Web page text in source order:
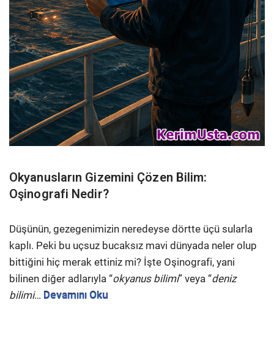
Okyanusların Gizemini Çözen Bilim:
Oşinografi Nedir?
Düşünün, gezegenimizin neredeyse dörtte üçü sularla
kaplı. Peki bu uçsuz bucaksız mavi dünyada neler olup
bittiğini hiç merak ettiniz mi? İşte Oşinografi, yani
bilinen diğer adlarıyla “okyanus bilimi” veya “deniz
bilimi… Devamını Oku